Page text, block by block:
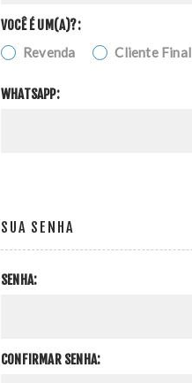
VOCÊ É UM(A)?:
Revenda Cliente Final
WHATSAPP:
SUA SENHA
SENHA:
CONFIRMAR SENHA: